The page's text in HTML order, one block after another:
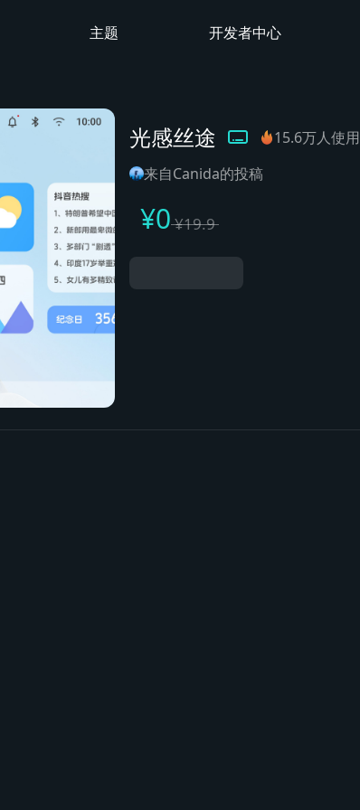
主题 开发者中心
光感丝途
15.6万人使用
来自Canida的投稿
¥0¥19.9